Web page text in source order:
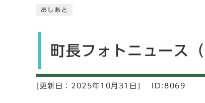
あしあと
町長フォトニュース
[更新日： 2025年10月31日] ID:8069